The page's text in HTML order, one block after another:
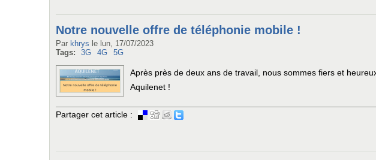
Notre nouvelle offre de téléphonie mobile !
Par khrys le lun, 17/07/2023
Tags:
3G 4G 5G
Après près de deux ans de travail, nous sommes fiers et
Aquilenet !
Partager cet article :